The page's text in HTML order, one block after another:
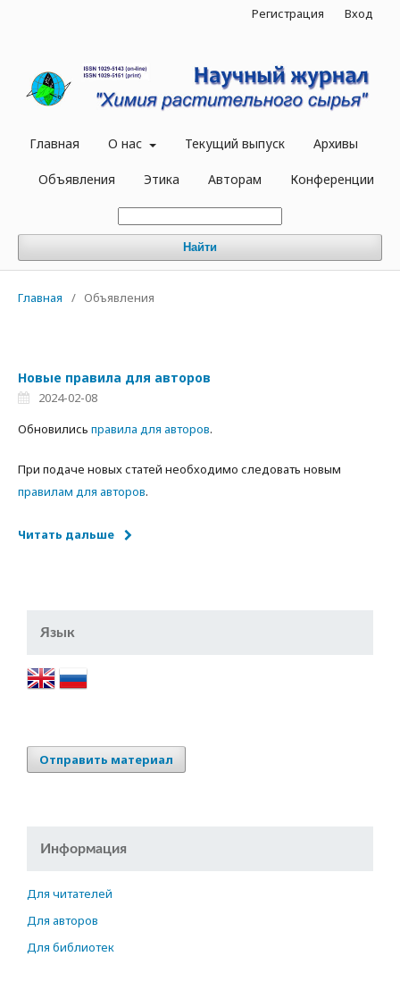
Главная О нас Текущий выпуск Архивы
Объявления Этика Авторам Конференции
Найти
Регистрация Вход
Главная / Объявления
Новые правила для авторов
2024-02-08
Обновились правила для авторов.
При подаче новых статей необходимо следовать новым
правилам для авторов.
Читать дальше
Язык
Отправить материал
Информация
Для читателей
Для авторов
Для библиотек